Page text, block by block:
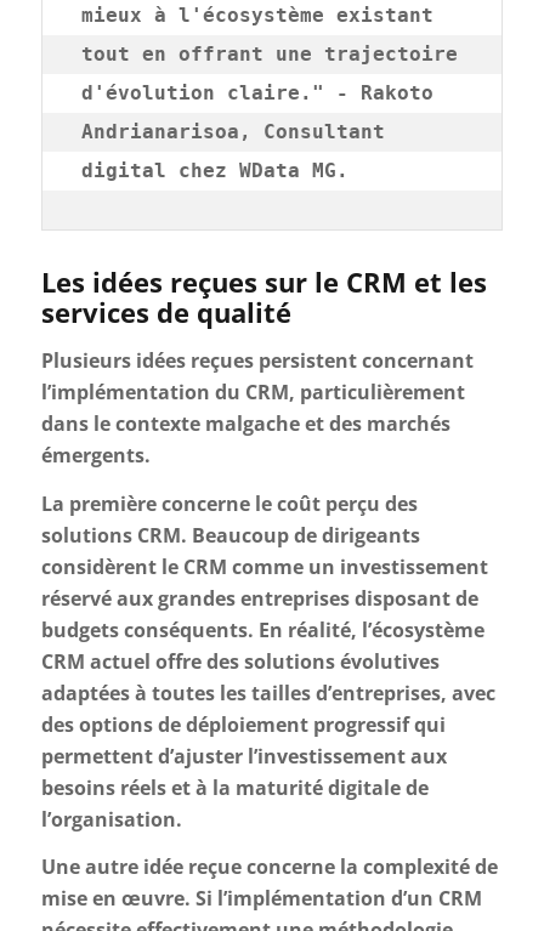
mieux à l'écosystème existant
tout en offrant une trajectoire
d'évolution claire." - Rakoto
Andrianarisoa, Consultant
digital chez WData MG.
Les idées reçues sur le CRM et les
services de qualité
Plusieurs idées reçues persistent concernant
l’implémentation du CRM, particulièrement
dans le contexte malgache et des marchés
émergents.
La première concerne le coût perçu des
solutions CRM. Beaucoup de dirigeants
considèrent le CRM comme un investissement
réservé aux grandes entreprises disposant de
budgets conséquents. En réalité, l’écosystème
CRM actuel offre des solutions évolutives
adaptées à toutes les tailles d’entreprises, avec
des options de déploiement progressif qui
permettent d’ajuster l’investissement aux
besoins réels et à la maturité digitale de
l’organisation.
Une autre idée reçue concerne la complexité de
mise en œuvre. Si l’implémentation d’un CRM